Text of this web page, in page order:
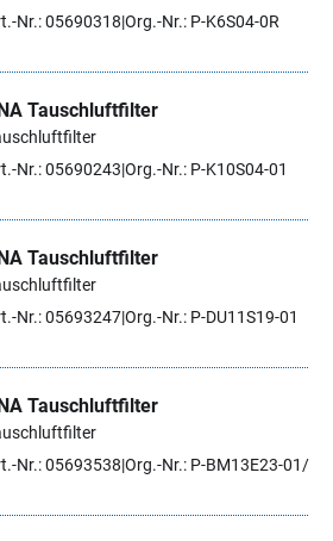
Nr.: 05690318 Org.-Nr.: P-K6S04-0R
Tauschluftfilter
Nr.: 05690243 Org.-Nr.: P-K10S04-01
Tauschluftfilter
Nr.: 05693247Org.-Nr.: P-DU11S19-01
Tauschluftfilter
Nr.: 05693538 Org.-Nr.: P-BM13E23-01/